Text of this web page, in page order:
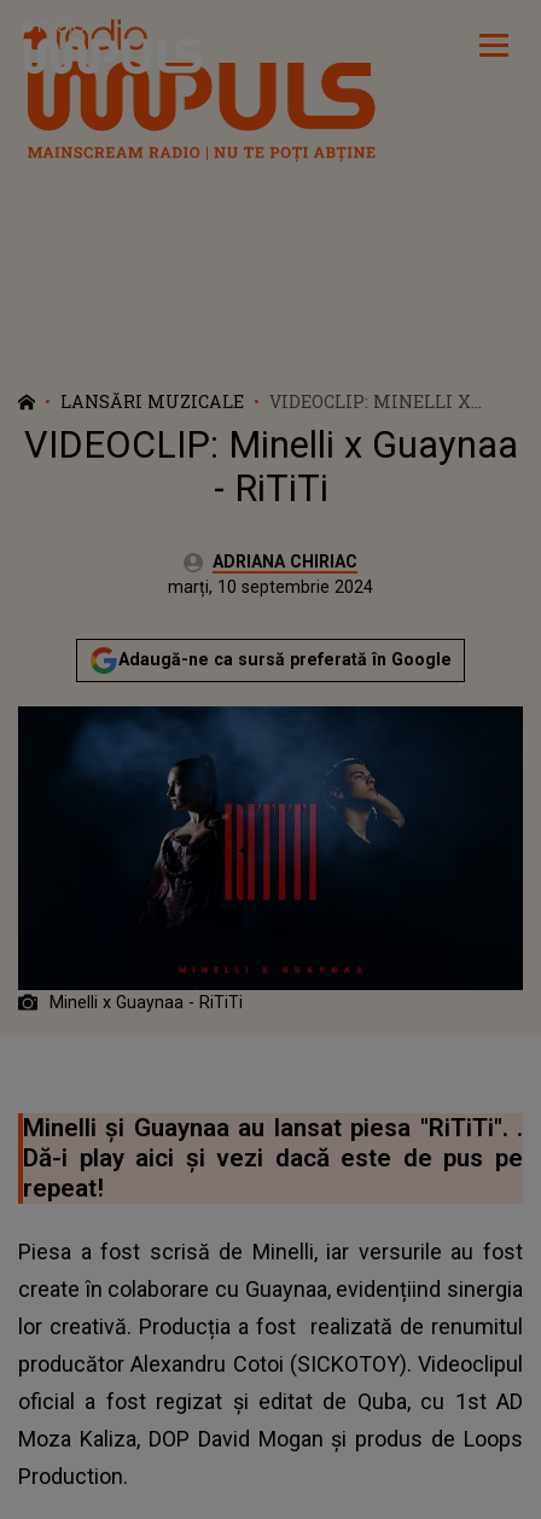
Radio Impuls
LANSĂRI MUZICALE
VIDEOCLIP: MINELLI X
‪GUAYNAA - RITITI
VIDEOCLIP: Minelli x ‪Guaynaa
- RiTiTi
Autor:ADRIANA CHIRIAC
marți, 10 septembrie 2024
Actualizat:
marți, 10 septembrie 2024
Adaugă-ne ca sursă preferată în Google
Minelli x ‪Guaynaa - RiTiTi
Minelli și ‪Guaynaa au lansat piesa "RiTiTi". .
Dă-i play aici și vezi dacă este de pus pe
repeat!
Piesa a fost scrisă de Minelli, iar versurile au fost
create în colaborare cu Guaynaa, evidențiind sinergia
lor creativă. Producția a fost realizată de renumitul
producător Alexandru Cotoi (SICKOTOY). Videoclipul
oficial a fost regizat și editat de Quba, cu 1st AD
Moza Kaliza, DOP David Mogan și produs de Loops
Production.